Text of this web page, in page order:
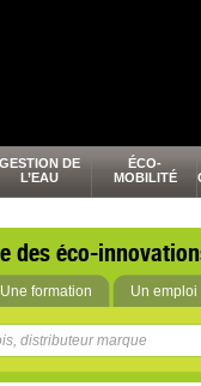
GESTION DE
L’EAU
ÉCO-
MOBILITÉ
des éco-
Une formation Un emploi